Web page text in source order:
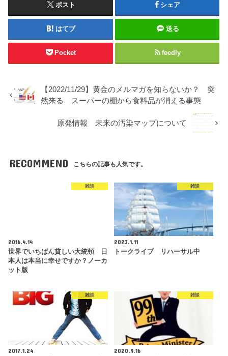
ポスト シェア
はてブ 送る
Pocket feedly
【2022/11/29】黄金のメルマガを知らないか？ 突
然来る スーパーの棚から食料品が消える事態
原発情報 未来の汚染マップについて
RECOMMEND こちらの記事も人気です。
雑談
2016.4.14
世界でいちばん貧しい大統領 日
本人は本当に幸せですか？ノーカ
ット版
雑談
2023.1.11
トークライブ リハーサル中
雑談
2017.1.24
雑談
2020.9.16